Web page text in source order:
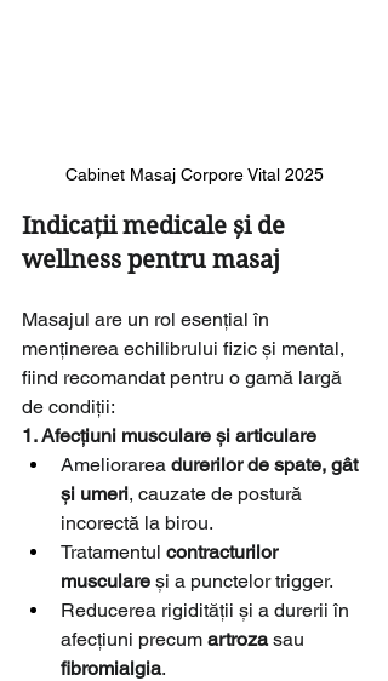
Cabinet Masaj Corpore Vital 2025
Indicații medicale și de
wellness pentru masaj
Masajul are un rol esențial în
menținerea echilibrului fizic și mental,
fiind recomandat pentru o gamă largă
de condiții:
1. Afecțiuni musculare și articulare
Ameliorarea durerilor de spate, gât
și umeri, cauzate de postură
incorectă la birou.
Tratamentul contracturilor
musculare și a punctelor trigger.
Reducerea rigidității și a durerii în
afecțiuni precum artroza sau
fibromialgia.